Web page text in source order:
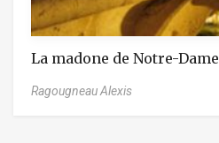
La madone de Notre-Dame
Ragougneau Alexis